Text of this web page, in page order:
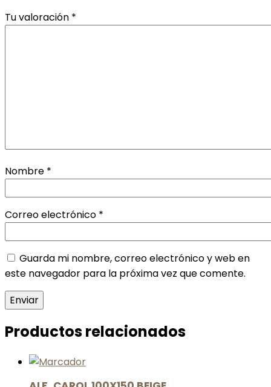
Tu valoración *
Nombre *
Correo electrónico *
Guarda mi nombre, correo electrónico y web en
este navegador para la próxima vez que comente.
Productos relacionados